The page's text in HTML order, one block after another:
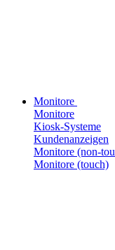
Monitore
Monitore
Kiosk-Systeme
Kundenanzeigen
Monitore (non-
Monitore (touch)